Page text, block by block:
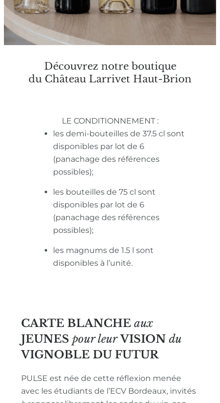
Découvrez notre boutique
du Château Larrivet Haut-Brion
LE CONDITIONNEMENT :
les demi-bouteilles de 37.5 cl sont
disponibles par lot de 6
(panachage des références
possibles);
les bouteilles de 75 cl sont
disponibles par lot de 6
(panachage des références
possibles);
les magnums de 1.5 l sont
disponibles à l’unité.
CARTE BLANCHE aux
JEUNES pour leur VISION du
VIGNOBLE DU FUTUR
PULSE est née de cette réflexion menée
avec les étudiants de l’ECV Bordeaux, invités